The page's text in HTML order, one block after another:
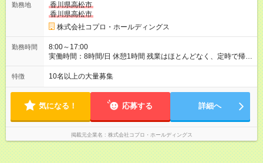
勤務地
香川県高松市
香川県高松市
株式会社コプロ・ホールディングス
勤務時間
8:00～17:00
実働時間：8時間/日 休憩1時間 残業はほとんどなく、定時で帰れ
る日が多い働き方です。 毎日の業務は進捗管理や事務が中心な
ので、 「今日やるべき仕事」が終われば、自然と区切りをつけ
方を大切にしています。
特徴 10名以上の大量募集
気になる！ 応募する 詳細へ
掲載元企業名 株式会社コプロ・ホールディングス